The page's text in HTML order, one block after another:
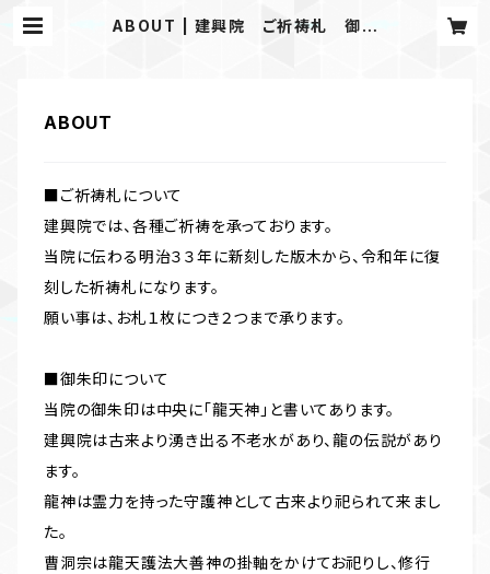
ABOUT | 建興院 ご祈祷札 御朱
ABOUT
■ご祈祷札について
建興院では、各種ご祈祷を承っております。
当院に伝わる明治３３年に新刻した版木から、令和年に復
刻した祈祷札になります。
願い事は、お札１枚につき２つまで承ります。
■御朱印について
当院の御朱印は中央に「龍天神」と書いてあります。
建興院は古来より湧き出る不老水があり、龍の伝説があり
ます。
龍神は霊力を持った守護神として古来より祀られて来まし
た。
曹洞宗は龍天護法大善神の掛軸をかけてお祀りし、修行